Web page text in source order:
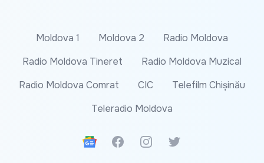
Moldova 1 Moldova 2
Radio Moldova
Radio Moldova Tineret
Radio Moldova Muzical
Radio Moldova Comrat
CIC
Telefilm Chișinău
Teleradio Moldova
Google News
FacebookInstagramTwitter